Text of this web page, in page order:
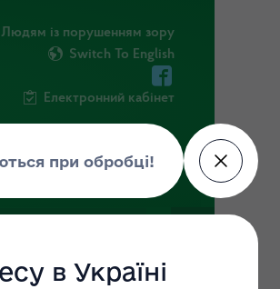
Людям із порушенням зору
Switch To English
Електронний кабінет